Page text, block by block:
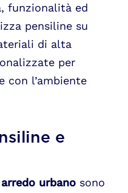
funzionalità ed
pensiline su
di alta
per
con l’ambiente
e
urbano sono